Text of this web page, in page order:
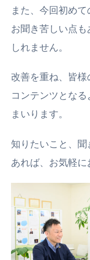
また、今回初め
お聞き苦しい点も
しれません。
改善を重ね、皆
コンテンツとな
まいります。
知りたいこと、
あれば、 お気軽に